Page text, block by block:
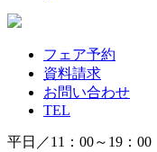
フェア予約
資料請求
お問い合わせ
TEL
平日／11：00～19：